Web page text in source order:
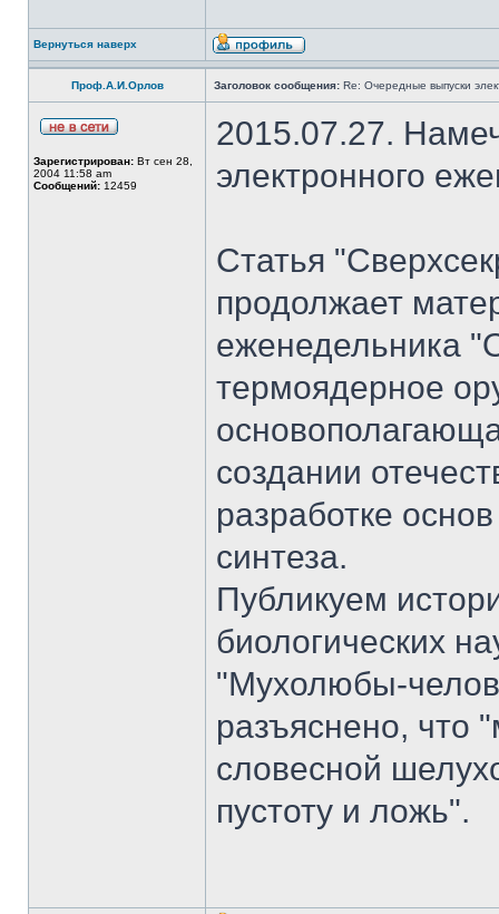
Вернуться наверх
Проф.А.И.Орлов Заголовок сообщения: Re: Очередные выпуски
Зарегистрирован: Вт сен 28,
2004 11:58 am
Сообщений: 12459
2015.07.27.
электронного
Статья
продолжает
еженедельника
термоядерное
создании
разработке
синтеза.
Публикуем
биологических
"Мухолюбы-
разъяснено, что
словесной
пустоту и ложь".